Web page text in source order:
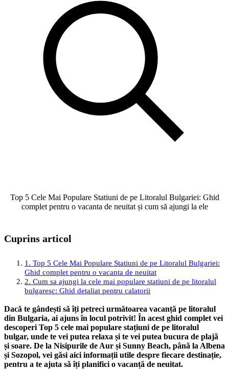
Top 5 Cele Mai Populare Statiuni de pe Litoralul Bulgariei: Ghid
complet pentru o vacanta de neuitat și cum să ajungi la ele
Cuprins articol
1. Top 5 Cele Mai Populare Statiuni de pe Litoralul Bulgariei:
Ghid complet pentru o vacanta de neuitat
2. Cum sa ajungi la cele mai populare statiuni de pe litoralul
bulgaresc: Ghid detaliat pentru calatorii
Bulgariei: Top 5 destinatii de vis
4. Ghid complet pentru o vacanta relaxanta pe litoralul
Bulgariei: Top 5 statiuni de top
5. Cum sa planifici o excursie la cele mai populare statiuni din
Bulgaria: Sfaturi si trucuri pentru o calatorie reusita
5. Cum sa planifici o excursie la cele mai populare statiuni din
Bulgaria: Sfaturi si trucuri pentru o calatorie reusita
Dacă te gândești să îți petreci următoarea vacanță pe litoralul
din Bulgaria, ai ajuns în locul potrivit! În acest ghid complet vei
descoperi Top 5 cele mai populare stațiuni de pe litoralul
bulgar, unde te vei putea relaxa și te vei putea bucura de plajă
și soare. De la Nisipurile de Aur și Sunny Beach, până la Albena
și Sozopol, vei găsi aici informații utile despre fiecare destinație,
pentru a te ajuta să îți planifici o vacanță de neuitat.